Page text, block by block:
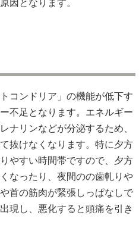
因となります。
コンドリア」の機能が低下す
不足となります。エネルギー
ナリンなどが分泌するため、
抜けなくなります。特に夕方
やすい時間帯ですので、夕方
なったり、夜間のの歯軋りや
首の筋肉が緊張しっぱなしで
現し、悪化すると頭痛を引き